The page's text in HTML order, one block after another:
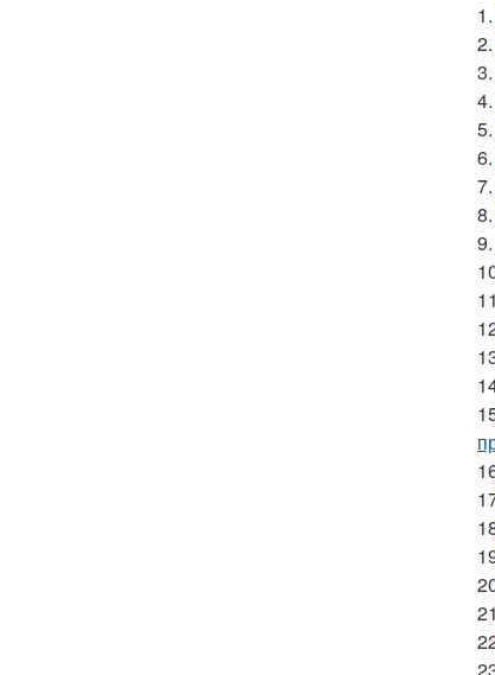
1.
2.
3.
4.
5.
6.
7.
8.
9.